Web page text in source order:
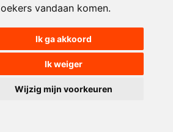
vandaan komen.
Ik ga akkoord
Ik weiger
Wijzig mijn voorkeuren